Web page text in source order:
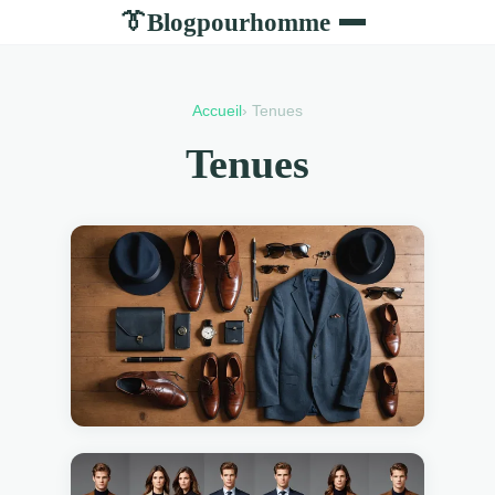
👔Blogpourhomme
Accueil › Tenues
Tenues
29 MAI 2025